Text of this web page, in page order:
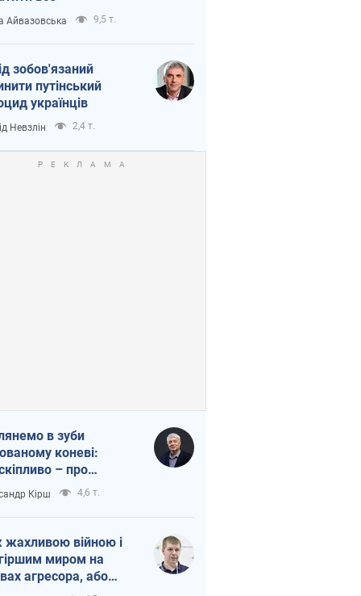
Айвазовська 9,5 т.
зобов'язаний
путінський
українців
Невзлін 2,4 т.
в зуби
коневі:
– про
Україні
Кірш 4,6 т.
жахливою війною і
миром на
агресора, або